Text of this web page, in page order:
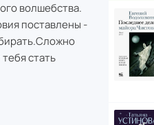
волшебства.
поставлены -
стать